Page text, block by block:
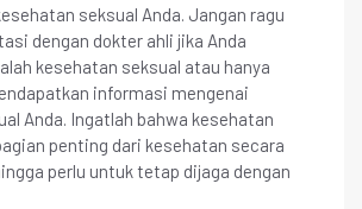
seksual Anda. Jangan ragu
dengan dokter ahli jika Anda
kesehatan seksual atau hanya
informasi mengenai
Anda. Ingatlah bahwa kesehatan
penting dari kesehatan secara
perlu untuk tetap dijaga dengan